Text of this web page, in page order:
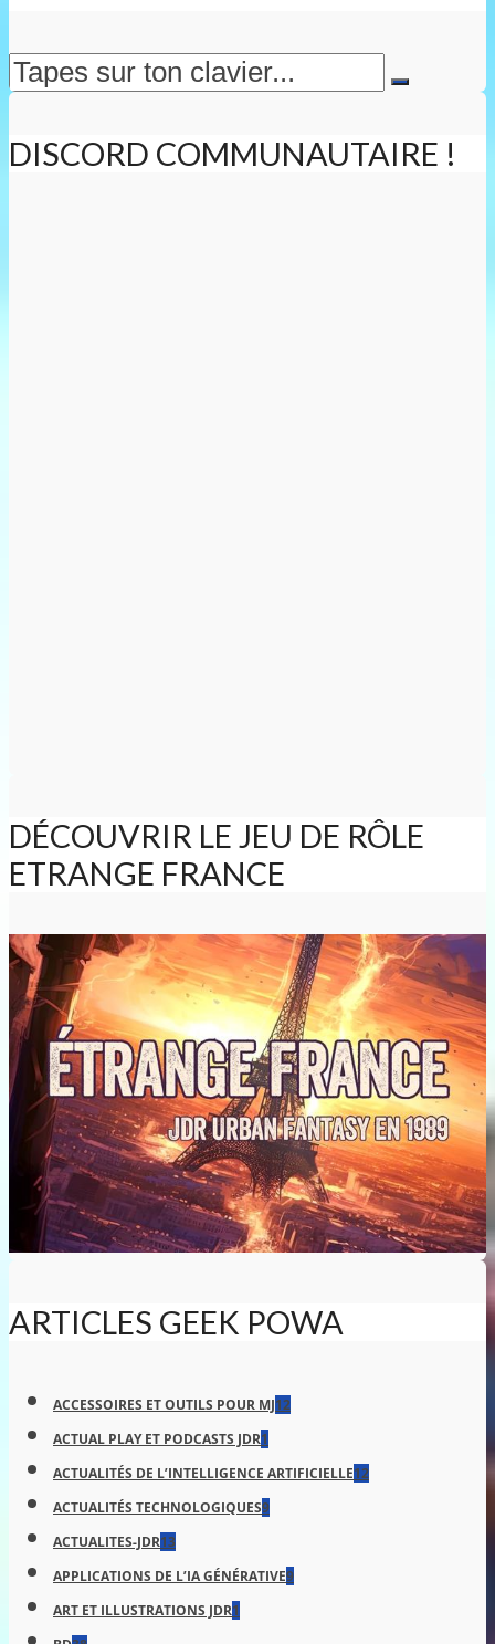
DISCORD COMMUNAUTAIRE !
DÉCOUVRIR LE JEU DE RÔLE
ETRANGE FRANCE
ARTICLES GEEK POWA
ACCESSOIRES ET OUTILS POUR MJ12
ACTUAL PLAY ET PODCASTS JDR1
ACTUALITÉS DE L’INTELLIGENCE ARTIFICIELLE12
ACTUALITÉS TECHNOLOGIQUES9
ACTUALITES-JDR13
APPLICATIONS DE L’IA GÉNÉRATIVE9
ART ET ILLUSTRATIONS JDR1